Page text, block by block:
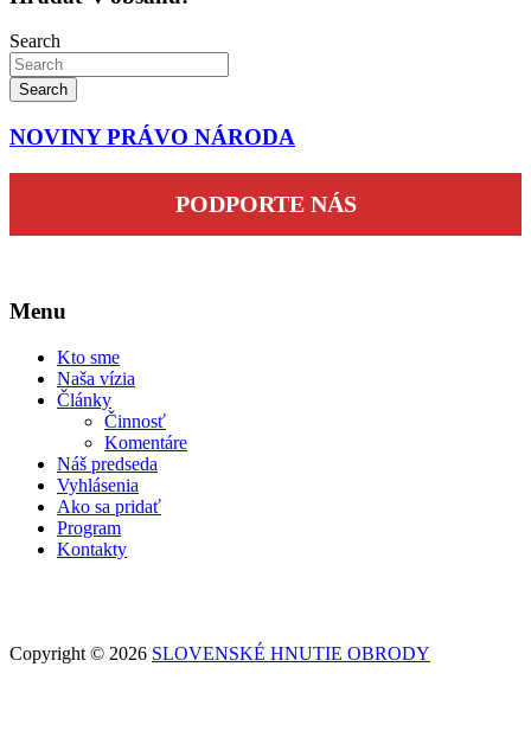
Search
Search
NOVINY PRÁVO NÁRODA
PODPORTE NÁS
Menu
Kto sme
Naša vízia
Články
Činnosť
Komentáre
Náš predseda
Vyhlásenia
Ako sa pridať
Program
Kontakty
Copyright © 2026 SLOVENSKÉ HNUTIE OBRODY